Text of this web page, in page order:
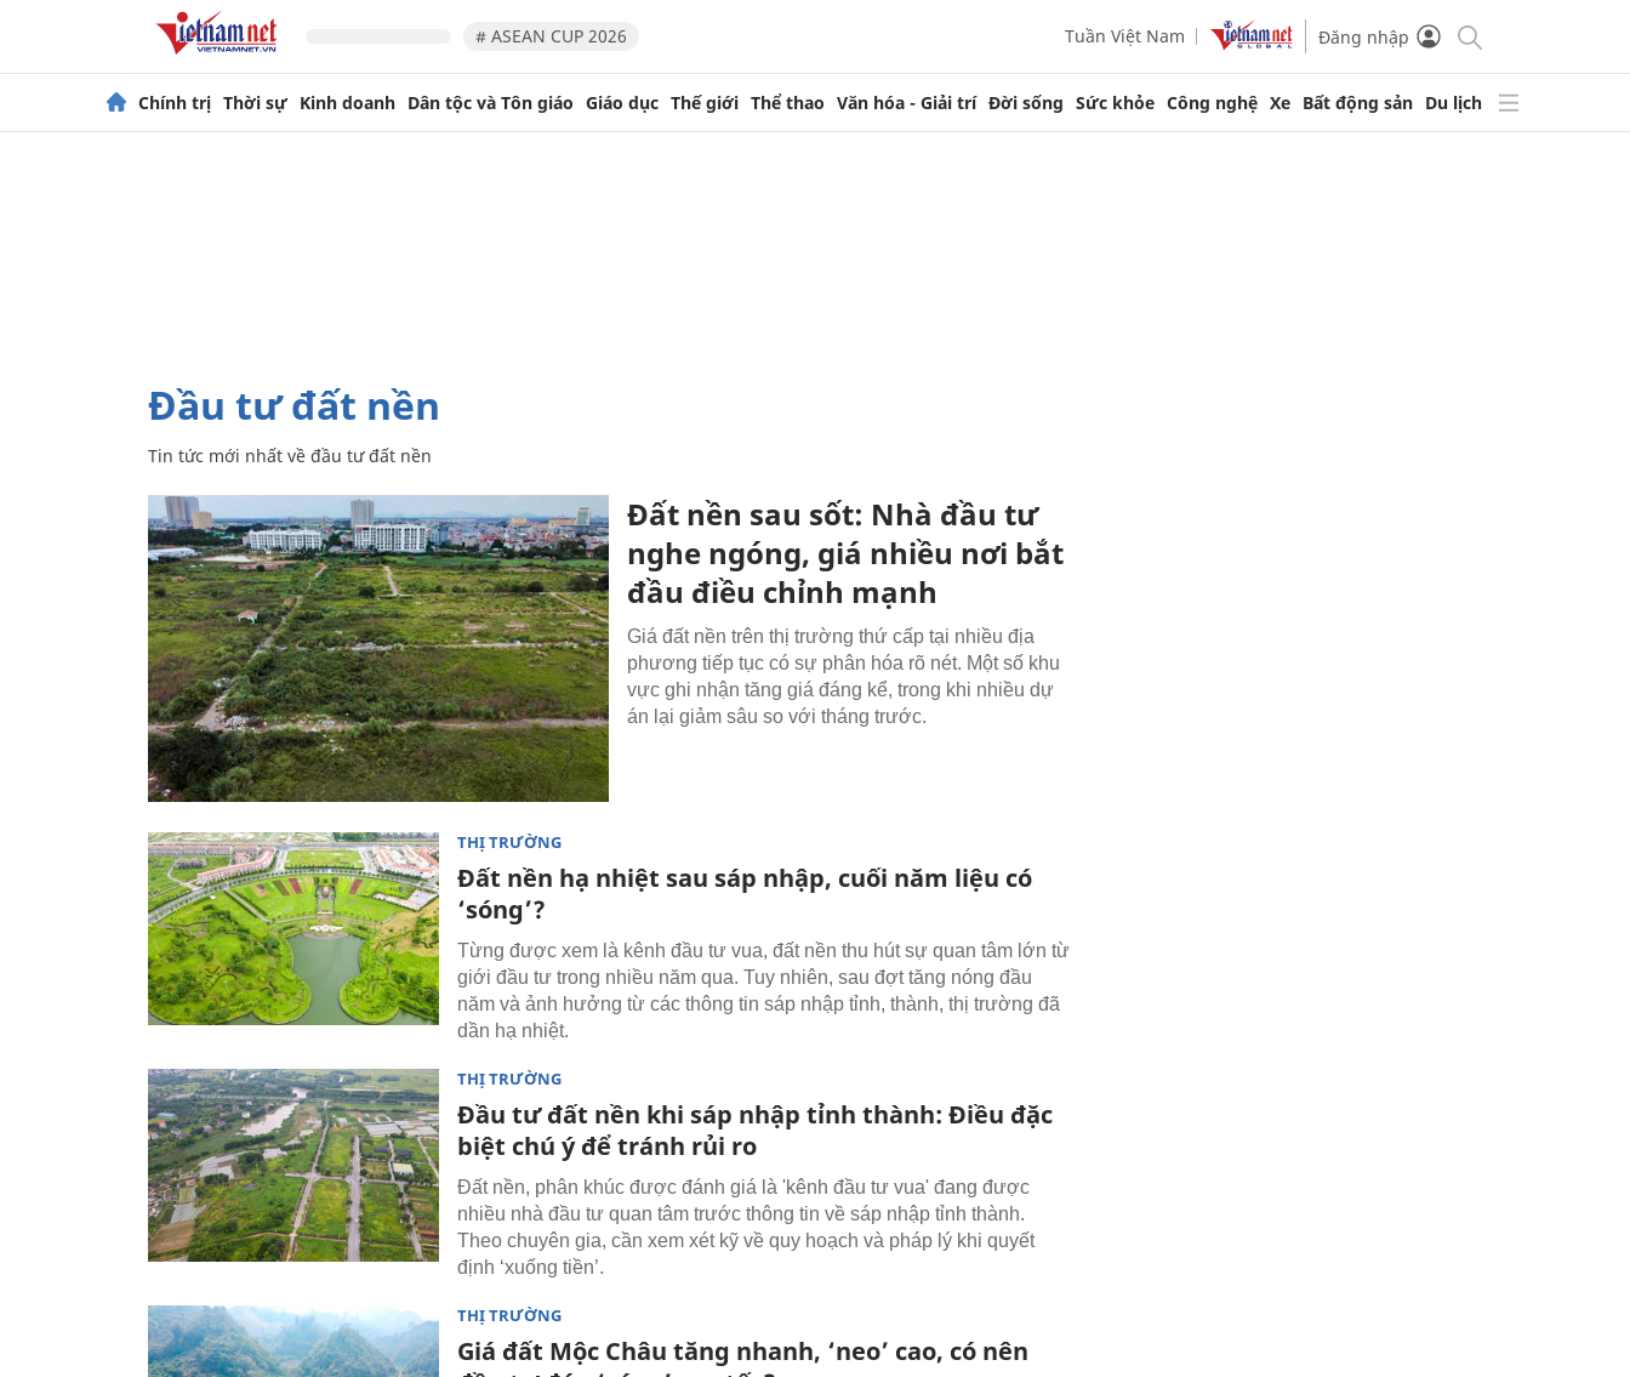
# ASEAN CUP 2026 Tuần Việt Nam Đăng nhập
Chính trị Thời sự Kinh doanh Dân tộc và Tôn giáo Giáo dục Thế giới Thể thao Văn hóa - Giải trí Đời sống Sức khỏe Công nghệ Xe Bất động sản Du lịch
đầu tư đất nền
Tin tức mới nhất về đầu tư đất nền
Đất nền sau sốt: Nhà đầu tư
nghe ngóng, giá nhiều nơi bắt
đầu điều chỉnh mạnh
Giá đất nền trên thị trường thứ cấp tại nhiều địa
phương tiếp tục có sự phân hóa rõ nét. Một số khu
vực ghi nhận tăng giá đáng kể, trong khi nhiều dự
án lại giảm sâu so với tháng trước.
THỊ TRƯỜNG
Đất nền hạ nhiệt sau sáp nhập, cuối năm liệu có
‘sóng’?
Từng được xem là kênh đầu tư vua, đất nền thu hút sự quan tâm lớn từ
giới đầu tư trong nhiều năm qua. Tuy nhiên, sau đợt tăng nóng đầu
năm và ảnh hưởng từ các thông tin sáp nhập tỉnh, thành, thị trường đã
dần hạ nhiệt.
THỊ TRƯỜNG
Đầu tư đất nền khi sáp nhập tỉnh thành: Điều đặc
biệt chú ý để tránh rủi ro
Đất nền, phân khúc được đánh giá là 'kênh đầu tư vua' đang được
nhiều nhà đầu tư quan tâm trước thông tin về sáp nhập tỉnh thành.
Theo chuyên gia, cần xem xét kỹ về quy hoạch và pháp lý khi quyết
định ‘xuống tiền’.
THỊ TRƯỜNG
Giá đất Mộc Châu tăng nhanh, ‘neo’ cao, có nên